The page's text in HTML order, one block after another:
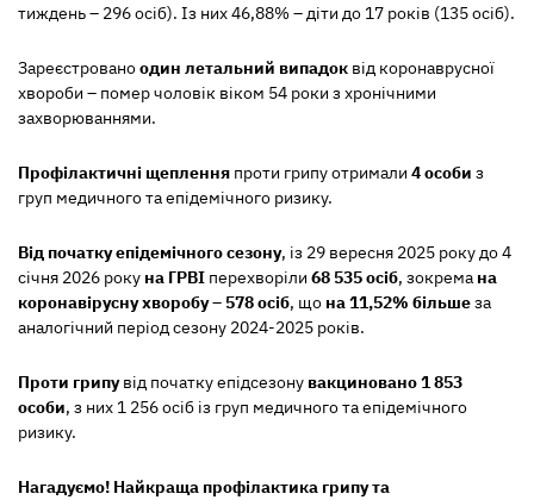
тиждень – 296 осіб). Із них 46,88% – діти до 17 років (135 осіб).
Зареєстрованоодин летальний випадок від коронаврусної
хвороби – помер чоловік віком 54 роки з хронічними
захворюваннями.
Профілактичні щеплення проти грипу отримали 4 особи з
груп медичного та епідемічного ризику.
Від початку епідемічного сезону, із 29 вересня 2025 року до 4
січня 2026 року на ГРВІ перехворіли 68 535 осіб, зокрема на
коронавірусну хворобу– 578 осіб, що на 11,52% більшеза
аналогічний період сезону 2024-2025 років.
Проти грипувід початку епідсезону вакциновано 1 853
особи, з них 1 256 осіб із груп медичного та епідемічного
ризику.
Нагадуємо! Найкраща профілактика грипу та